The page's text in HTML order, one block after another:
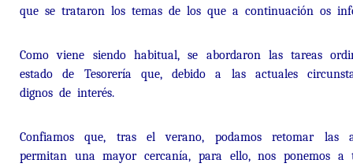
que se trataron los temas de los que a continuación os
Como viene siendo habitual, se abordaron las tareas
estado de Tesorería que, debido a las actuales
dignos de interés.
Confiamos que, tras el verano, podamos retomar las
permitan una mayor cercanía, para ello, nos ponemos